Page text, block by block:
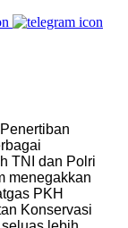
TNI dan Polri
menegakkan
PKH
Konservasi